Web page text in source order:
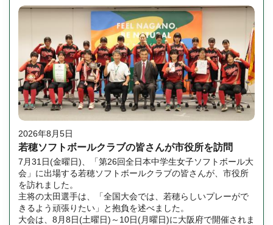
2026年8月5日
若穂ソフトボールクラブの皆さんが市役所を訪問
7月31日(金曜日)、「第26回全日本中学生女子ソフトボール大
会」に出場する若穂ソフトボールクラブの皆さんが、市役所
を訪れました。
主将の太田選手は、「全国大会では、若穂らしいプレーがで
きるよう頑張りたい」と抱負を述べました。
大会は、8月8日(土曜日)～10日(月曜日)に大阪府で開催されま